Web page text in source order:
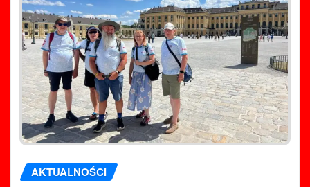
AKTUALNOŚCI